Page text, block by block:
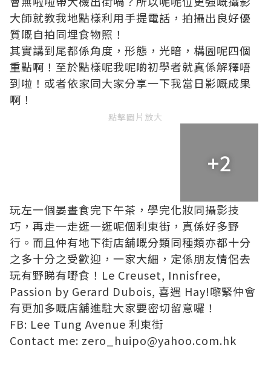
大師就教我地點樣利用手提電話，拍攝出良好優
質嘅自拍同埋食物照！
其實講到尾都係角度，形態，光暗，構圖呢四個
重點啊！至於點樣呢我呢啲初學者就真係解釋唔
到啦！或者依家同大家分享一下我當日影嘅成果
啊！
點擊圖片放大
+2
玩左一個晏晝食完下午茶，學完化妝同攝影技
巧，再走一走逛一逛呢個利東街，真係好多野
行。而且仲有地下街店舖嘅分類同種類亦都十分
之多十分之受歡迎，一家大細，定係朋友情侶去
玩有野睇有嘢食！Le Creuset, Innisfree,
Passion by Gerard Dubois, 喜遇 Hay!嚟緊仲會
有更加多嘅店舖進駐大家要密切留意囉！
FB: Lee Tung Avenue 利東街
Contact me: zero_huipo@yahoo.com.hk